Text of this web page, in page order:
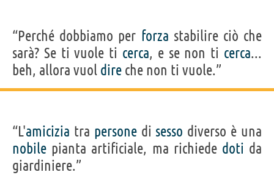
“Perché dobbiamo per forza stabilire ciò che
sarà? Se ti vuole ti cerca, e se non ti cerca...
beh, allora vuol dire che non ti vuole.”
“L'amicizia tra personedi sesso diverso è una
nobile pianta artificiale, ma richiede doti da
giardiniere.”